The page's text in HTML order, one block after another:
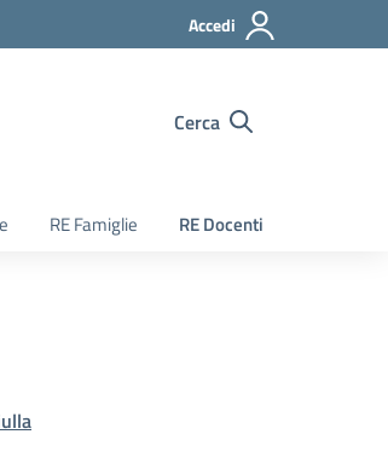
Accedi
Cerca
RE Famiglie RE Docenti